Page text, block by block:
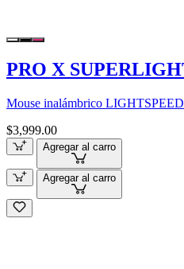
PRO X
Mouse inalámbrico LIGHTSPEED
$3,999.00
Agregar al carro
Agregar al carro